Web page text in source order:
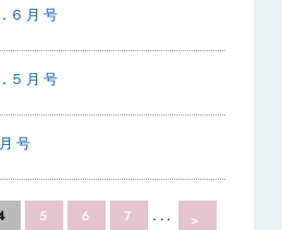
６月号
５月号
号
5 6 7 ... 12
>